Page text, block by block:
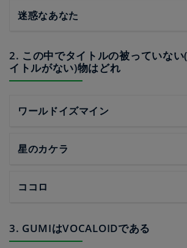
迷惑なあなた
2. この中でタイトルの被っていない
イトルがない)物はどれ
ワールドイズマイン
星のカケラ
ココロ
3. GUMIはVOCALOIDである